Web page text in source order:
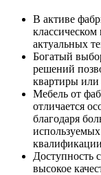
В активе
актуальных
Богатый
решений
квартиры или
Мебель от
отличается
благодаря
Доступность
высокое